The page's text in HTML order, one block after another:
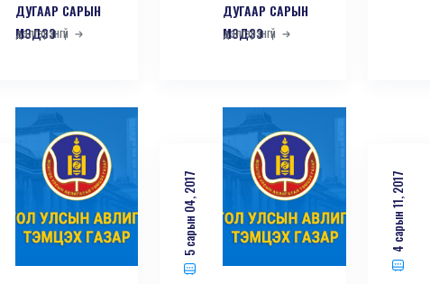
ДУГААР САРЫН
МЭДЭЭ
дэлгэрэнгүй
ДУГААР САРЫН
МЭДЭЭ
дэлгэрэнгүй
5 сарын 04, 2017 4 сарын 11, 2017